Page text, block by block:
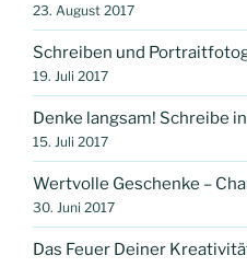
23. August 2017
Schreiben und
19. Juli 2017
Denke langsam! Schreibe
15. Juli 2017
Wertvolle Geschenke –
30. Juni 2017
Das Feuer Deiner